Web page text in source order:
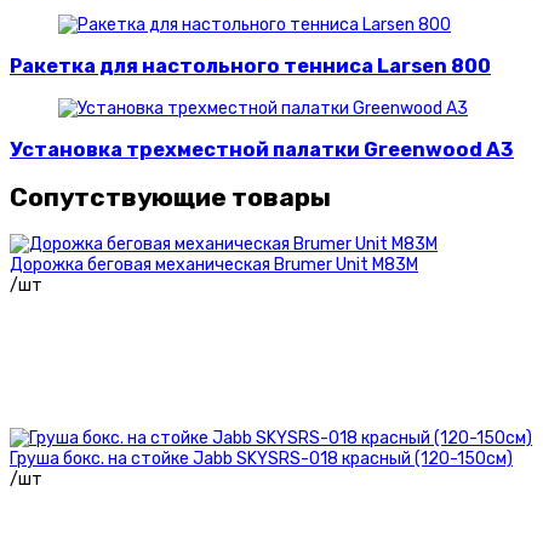
Ракетка для настольного тенниса Larsen 800
Установка трехместной палатки Greenwood A3
Сопутствующие товары
Дорожка беговая механическая Brumer Unit M83M
/шт
Груша бокс. на стойке Jabb SKYSRS-018 красный (120-150см)
/шт